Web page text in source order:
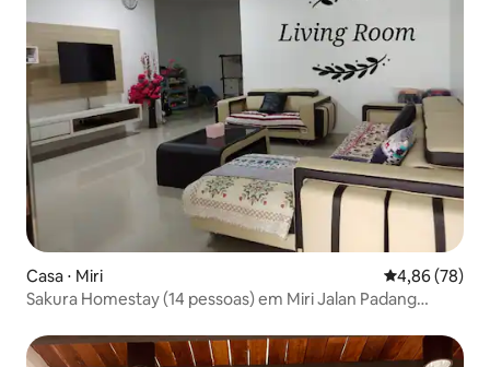
Casa ⋅ Miri 4,86 de uma
4,86 (78)
Sakura Homestay (14 pessoas) em Miri Jalan Padang